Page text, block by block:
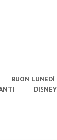
BUON LUNEDÌ
DISNEY